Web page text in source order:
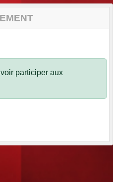
participer aux